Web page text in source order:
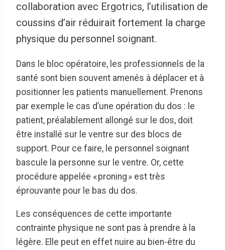
collaboration avec Ergotrics, l’utilisation de
coussins d’air réduirait fortement la charge
physique du personnel soignant.
Dans le bloc opératoire, les professionnels de la
santé sont bien souvent amenés à déplacer et à
positionner les patients manuellement. Prenons
par exemple le cas d’une opération du dos : le
patient, préalablement allongé sur le dos, doit
être installé sur le ventre sur des blocs de
support. Pour ce faire, le personnel soignant
bascule la personne sur le ventre. Or, cette
procédure appelée « proning » est très
éprouvante pour le bas du dos.
Les conséquences de cette importante
contrainte physique ne sont pas à prendre à la
légère. Elle peut en effet nuire au bien-être du